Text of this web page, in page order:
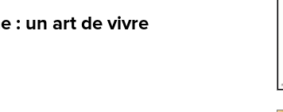
: un art de vivre